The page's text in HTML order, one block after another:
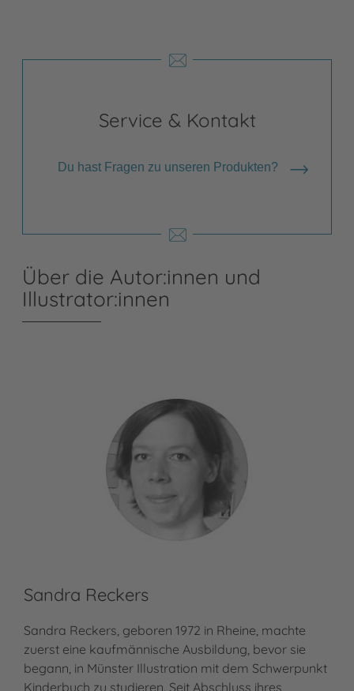
Service & Kontakt
Du hast Fragen zu unseren Produkten?
Über die Autor:innen und
Illustrator:innen
Sandra Reckers
Sandra Reckers, geboren 1972 in Rheine, machte
zuerst eine kaufmännische Ausbildung, bevor sie
begann, in Münster Illustration mit dem Schwerpunkt
Kinderbuch zu studieren. Seit Abschluss ihres